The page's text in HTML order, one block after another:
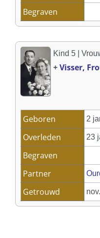
Begraven
Kind 5 |
+Visser,
Geboren 2
Overleden 23
Begraven
Partner
Getrouwd